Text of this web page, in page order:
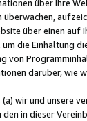
über Ihre
über einen
die Einhaltung
darüber, wie
wir und
in dieser